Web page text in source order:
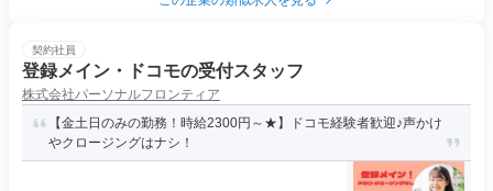
契約社員
登録メイン・ドコモの受付スタッフ
株式会社パーソナルフロンティア
【金土日のみの勤務！時給2300円～★】ドコモ経験者歓迎♪声かけ
やクロージングはナシ！